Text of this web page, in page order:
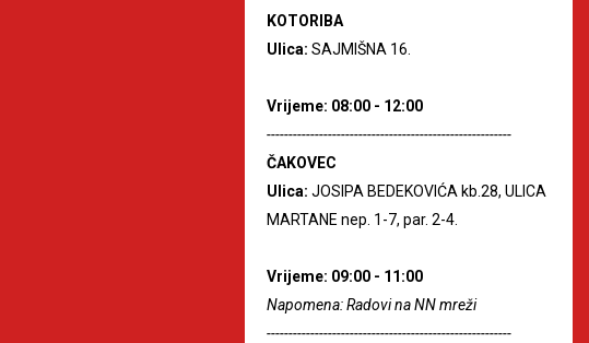
KOTORIBA
Ulica: SAJMIŠNA 16.
Vrijeme: 08:00 - 12:00
--------------------------------------------------------
ČAKOVEC
Ulica: JOSIPA BEDEKOVIĆA kb.28, ULICA
MARTANE nep. 1-7, par. 2-4.
Vrijeme: 09:00 - 11:00
Napomena: Radovi na NN mreži
--------------------------------------------------------